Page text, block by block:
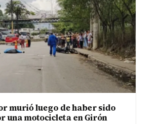
murió luego de haber sido
una motocicleta en Girón